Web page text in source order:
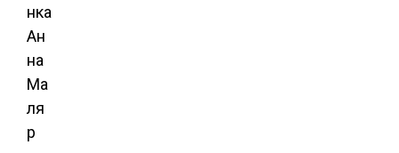
нка
Ан
на
Ма
ля
р